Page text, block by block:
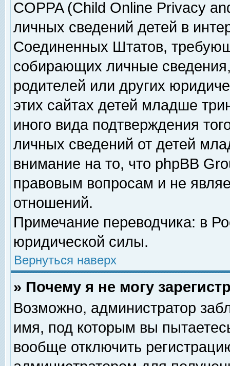
COPPA (Child Online Privacy
личных сведений детей в
Соединенных Штатов,
собирающих личные
родителей или других
этих сайтах детей младше
иного вида подтверждения
личных сведений от детей
внимание на то, что phpBB
правовым вопросам и не
отношений.
Примечание переводчика: в
юридической силы.
Вернуться наверх
» Почему я не могу
Возможно, администратор
имя, под которым вы
вообще отключить